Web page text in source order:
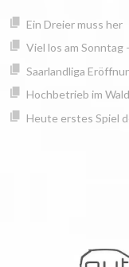
springen
zum
Inhalt
Ein Dreier muss her
Viel los am Sonntag
Saarlandliga
Hochbetrieb im
Heute erstes Spiel